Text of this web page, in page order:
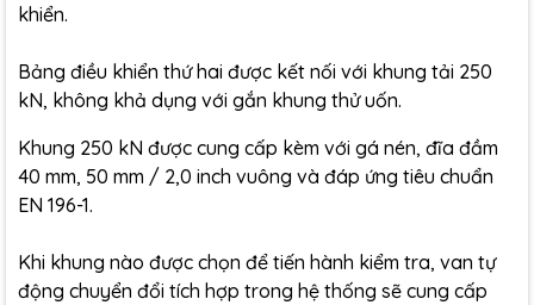
khiển.
Bảng điều khiển thứ hai được kết nối với khung tải 250
kN, không khả dụng với gắn khung thử uốn.
Khung 250 kN được cung cấp kèm với gá nén, đĩa đầm
40 mm, 50 mm / 2,0 inch vuông và đáp ứng tiêu chuẩn
EN 196-1.
Khi khung nào được chọn để tiến hành kiểm tra, van tự
động chuyển đổi tích hợp trong hệ thống sẽ cung cấp